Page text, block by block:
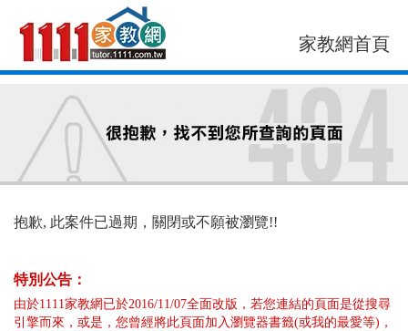
家教網首頁
找老師
找案件
抱歉, 此案件已過期，關閉或不願被瀏覽!!
特別公告：
由於1111家教網已於2016/11/07全面改版，若您連結的頁面是從搜尋
引擎而來，或是，您曾經將此頁面加入瀏覽器書籤(或我的最愛等)，